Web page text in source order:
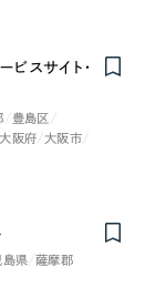
ビスサイト・
豊島区
大阪府
大阪市
島県 薩摩郡